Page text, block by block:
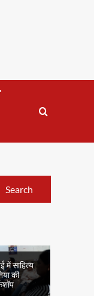
में साहित्य
की